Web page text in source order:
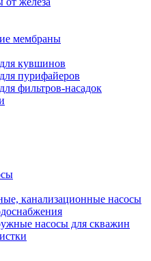
мембраны
кувшинов
пурифайеров
фильтров-насадок
канализационные насосы
насосы для скважин